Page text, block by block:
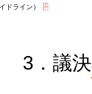
ドライン）
3．議